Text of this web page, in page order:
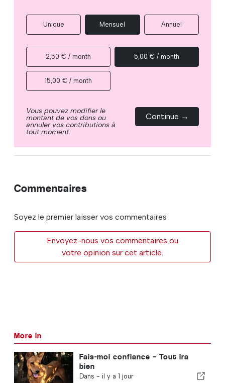
Unique Mensuel Annuel
2,50 € / month 5,00 € / month
15,00 € / month
Vous pouvez modifier le
montant de vos dons ou
annuler vos contributions à
tout moment.
Continue →
Commentaires
Soyez le premier laisser vos commentaires
Envoyez-nous vos commentaires ou
votre opinion sur cet article.
More in
Fais-moi confiance – Tout ira
bien
Dans - il y a 1 jour